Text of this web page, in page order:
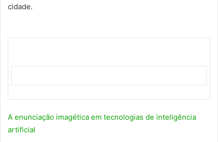
cidade.
A enunciação imagética em tecnologias de inteligência
artificial